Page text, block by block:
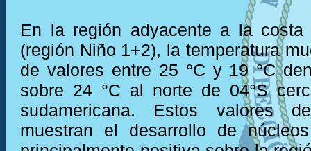
En la región adyacente a la costa
(región Niño 1+2), la temperatura
de valores entre 25 °C y 19 °C
sobre 24 °C al norte de 04°S
sudamericana. Estos valores
muestran el desarrollo de